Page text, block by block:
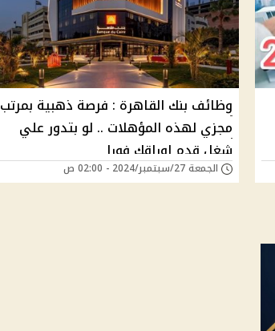
وظائف بنك القاهرة : فرصة ذهبية بمرتب
مجزي لهذه المؤهلات .. لو بتدور علي
شغل قدم اوراقك فورا
الجمعة 27/سبتمبر/2024 - 02:00 ص